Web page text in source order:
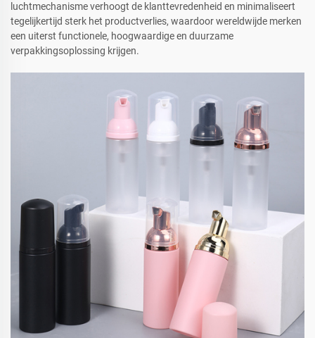
luchtmechanisme verhoogt de klanttevredenheid en minimaliseert
tegelijkertijd sterk het productverlies, waardoor wereldwijde merken
een uiterst functionele, hoogwaardige en duurzame
verpakkingsoplossing krijgen.